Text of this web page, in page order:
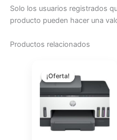
Solo los usuarios registrados
producto pueden hacer una
Productos relacionados
¡Oferta!
¡Oferta!precio
original
era:
$466.26.
actual